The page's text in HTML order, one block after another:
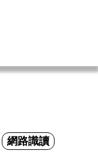
網路識讀